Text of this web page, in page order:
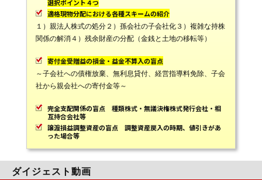
選択ポイント４つ
適格現物分配における各種スキームの紹介
１）親法人株式の処分２）孫会社の子会社化３）複雑な持株
関係の解消４）残余財産の分配（金銭と土地の移転等）
寄付金受贈益の損金・益金不算入の盲点
～子会社への債権放棄、無利息貸付、経営指導料免除、子会
社から親会社への寄付金等～
完全支配関係の盲点 種類株式・無議決権株式発行会社・相
互持合会社等
譲渡損益調整資産の盲点 調整資産戻入の時期、値引きがあ
った場合等
ダイジェスト動画